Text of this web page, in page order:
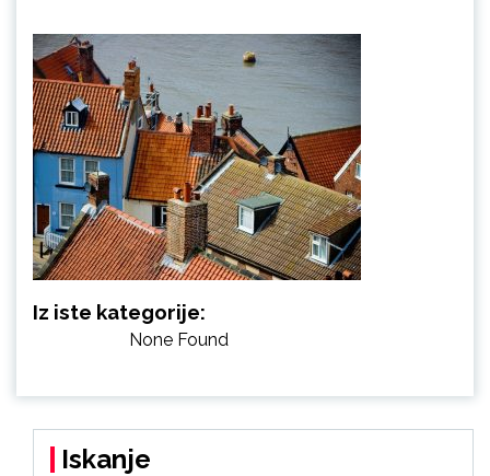
Iz iste kategorije:
None Found
Iskanje